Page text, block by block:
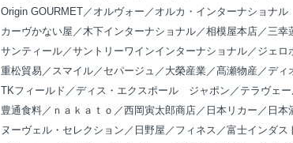
Origin GOURMET／ オルヴォー／ オルカ・インターナショナル
カーヴかない屋／木下インターナショナル／相模屋本店／三幸
サンティール／サントリーワインインターナショナル／ ジェロ
重松貿易／ スマイル／ セパージュ／ 大榮産業／髙瀬物産／ディ
TKフィールド／ディス・エクスポール ジャポン／テラヴェー
豊通食料／ｎａｋａｔｏ／西岡寅太郎商店／日本リカー／日本
ヌーヴェル・セレクション／日野屋／フィネス／富士インダス